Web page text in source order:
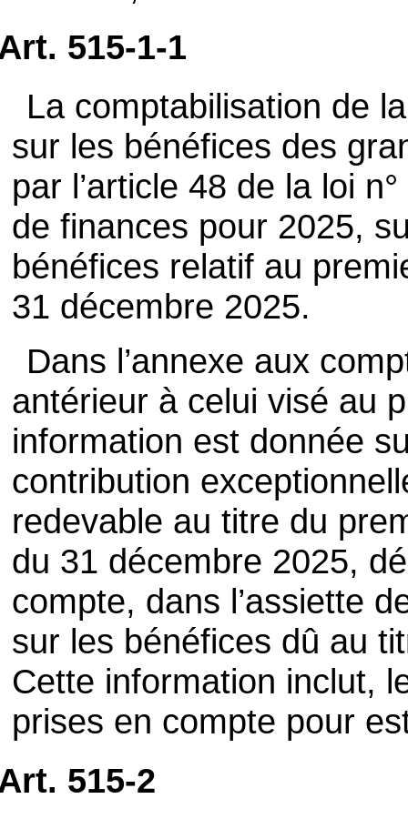
515-1-1
La comptabilisation de
sur les bénéfices des
par l’article 48 de la loi
de finances pour 2025,
bénéfices relatif au
31 décembre 2025.
Dans l’annexe aux
antérieur à celui visé au
information est donnée
contribution
redevable au titre du
du 31 décembre 2025,
compte, dans l’assiette
sur les bénéfices dû au
Cette information inclut,
prises en compte pour
515-2